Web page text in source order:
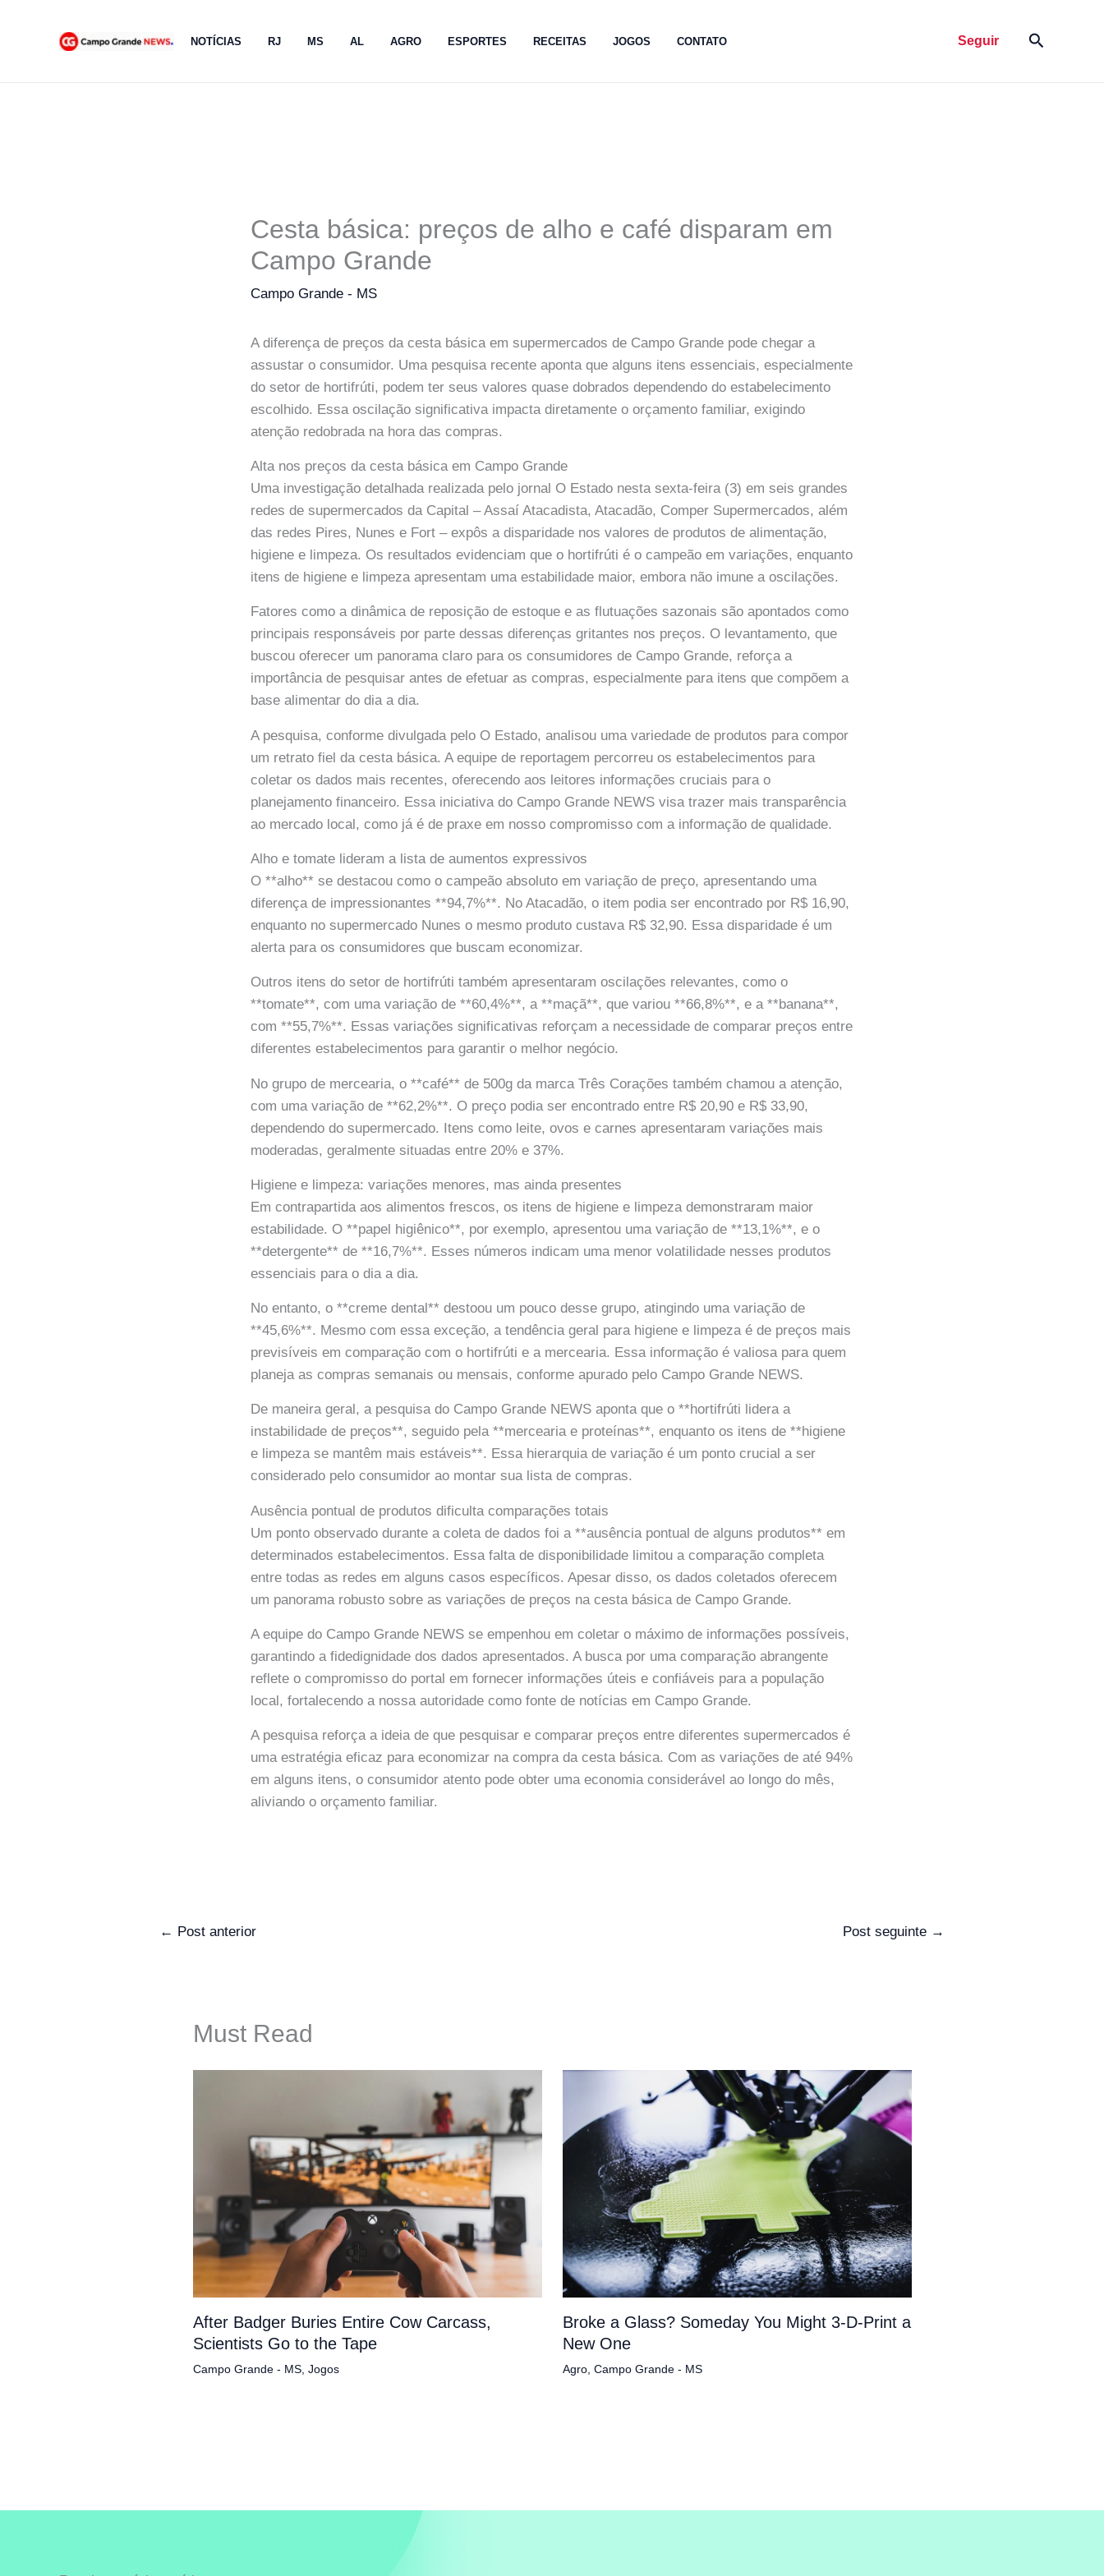
NOTÍCIAS RJ MS AL AGRO ESPORTES RECEITAS JOGOS CONTATO Seguir Pesquisar
Cesta básica: preços de alho e café disparam em
Campo Grande
Campo Grande - MS
A diferença de preços da cesta básica em supermercados de Campo Grande pode chegar a
assustar o consumidor. Uma pesquisa recente aponta que alguns itens essenciais, especialmente
do setor de hortifrúti, podem ter seus valores quase dobrados dependendo do estabelecimento
escolhido. Essa oscilação significativa impacta diretamente o orçamento familiar, exigindo
atenção redobrada na hora das compras.
Alta nos preços da cesta básica em Campo Grande
Uma investigação detalhada realizada pelo jornal O Estado nesta sexta-feira (3) em seis grandes
redes de supermercados da Capital – Assaí Atacadista, Atacadão, Comper Supermercados, além
das redes Pires, Nunes e Fort – expôs a disparidade nos valores de produtos de alimentação,
higiene e limpeza. Os resultados evidenciam que o hortifrúti é o campeão em variações, enquanto
itens de higiene e limpeza apresentam uma estabilidade maior, embora não imune a oscilações.
Fatores como a dinâmica de reposição de estoque e as flutuações sazonais são apontados como
principais responsáveis por parte dessas diferenças gritantes nos preços. O levantamento, que
buscou oferecer um panorama claro para os consumidores de Campo Grande, reforça a
importância de pesquisar antes de efetuar as compras, especialmente para itens que compõem a
base alimentar do dia a dia.
A pesquisa, conforme divulgada pelo O Estado, analisou uma variedade de produtos para compor
um retrato fiel da cesta básica. A equipe de reportagem percorreu os estabelecimentos para
coletar os dados mais recentes, oferecendo aos leitores informações cruciais para o
planejamento financeiro. Essa iniciativa do Campo Grande NEWS visa trazer mais transparência
ao mercado local, como já é de praxe em nosso compromisso com a informação de qualidade.
Alho e tomate lideram a lista de aumentos expressivos
O **alho** se destacou como o campeão absoluto em variação de preço, apresentando uma
diferença de impressionantes **94,7%**. No Atacadão, o item podia ser encontrado por R$ 16,90,
enquanto no supermercado Nunes o mesmo produto custava R$ 32,90. Essa disparidade é um
alerta para os consumidores que buscam economizar.
Outros itens do setor de hortifrúti também apresentaram oscilações relevantes, como o
**tomate**, com uma variação de **60,4%**, a **maçã**, que variou **66,8%**, e a **banana**,
com **55,7%**. Essas variações significativas reforçam a necessidade de comparar preços entre
diferentes estabelecimentos para garantir o melhor negócio.
No grupo de mercearia, o **café** de 500g da marca Três Corações também chamou a atenção,
com uma variação de **62,2%**. O preço podia ser encontrado entre R$ 20,90 e R$ 33,90,
dependendo do supermercado. Itens como leite, ovos e carnes apresentaram variações mais
moderadas, geralmente situadas entre 20% e 37%.
Higiene e limpeza: variações menores, mas ainda presentes
Em contrapartida aos alimentos frescos, os itens de higiene e limpeza demonstraram maior
estabilidade. O **papel higiênico**, por exemplo, apresentou uma variação de **13,1%**, e o
**detergente** de **16,7%**. Esses números indicam uma menor volatilidade nesses produtos
essenciais para o dia a dia.
No entanto, o **creme dental** destoou um pouco desse grupo, atingindo uma variação de
**45,6%**. Mesmo com essa exceção, a tendência geral para higiene e limpeza é de preços mais
previsíveis em comparação com o hortifrúti e a mercearia. Essa informação é valiosa para quem
planeja as compras semanais ou mensais, conforme apurado pelo Campo Grande NEWS.
De maneira geral, a pesquisa do Campo Grande NEWS aponta que o **hortifrúti lidera a
instabilidade de preços**, seguido pela **mercearia e proteínas**, enquanto os itens de **higiene
e limpeza se mantêm mais estáveis**. Essa hierarquia de variação é um ponto crucial a ser
considerado pelo consumidor ao montar sua lista de compras.
Ausência pontual de produtos dificulta comparações totais
Um ponto observado durante a coleta de dados foi a **ausência pontual de alguns produtos** em
determinados estabelecimentos. Essa falta de disponibilidade limitou a comparação completa
entre todas as redes em alguns casos específicos. Apesar disso, os dados coletados oferecem
um panorama robusto sobre as variações de preços na cesta básica de Campo Grande.
A equipe do Campo Grande NEWS se empenhou em coletar o máximo de informações possíveis,
garantindo a fidedignidade dos dados apresentados. A busca por uma comparação abrangente
reflete o compromisso do portal em fornecer informações úteis e confiáveis para a população
local, fortalecendo a nossa autoridade como fonte de notícias em Campo Grande.
A pesquisa reforça a ideia de que pesquisar e comparar preços entre diferentes supermercados é
uma estratégia eficaz para economizar na compra da cesta básica. Com as variações de até 94%
em alguns itens, o consumidor atento pode obter uma economia considerável ao longo do mês,
aliviando o orçamento familiar.
← Post anterior Post seguinte →
Must Read
After Badger Buries Entire Cow Carcass,
Scientists Go to the Tape
Campo Grande - MS, Jogos
Broke a Glass? Someday You Might 3-D-Print a
New One
Agro, Campo Grande - MS